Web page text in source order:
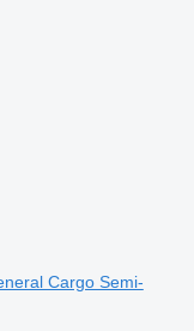
Cargo Semi-